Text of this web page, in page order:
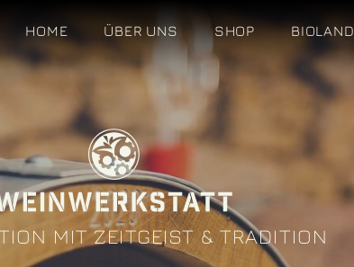
HOME ÜBER UNS SHOP BIOLAND
MIT ZEITGEIST & TRADITION